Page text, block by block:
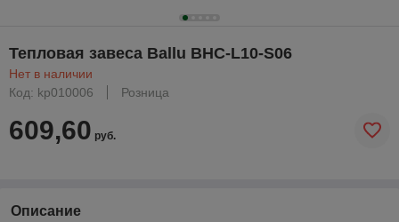
Тепловая завеса Ballu BHC-L10-S06
Нет в наличии
Код: kp010006
Розница
609,60 руб.
Описание